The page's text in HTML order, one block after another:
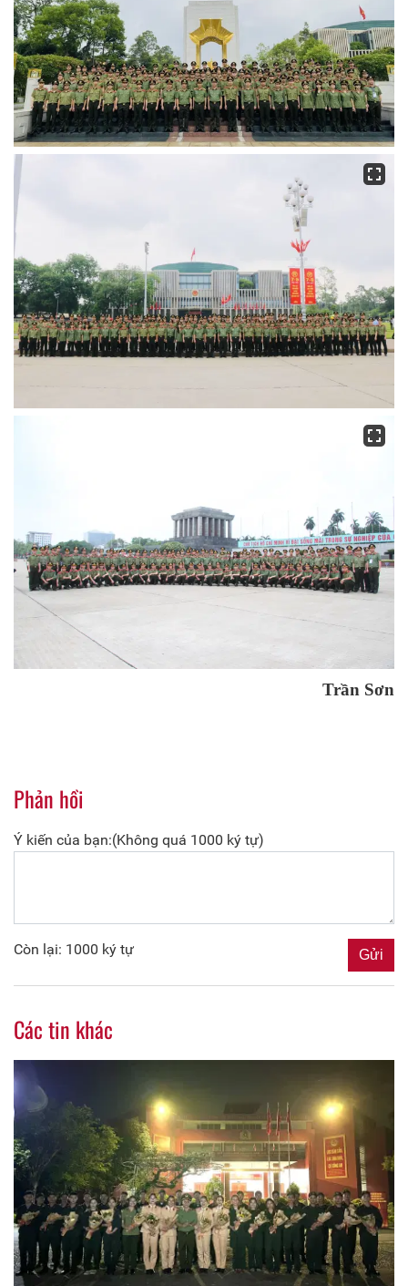
Trần Sơn
Phản hồi
Ý kiến của bạn:(Không quá 1000 ký tự)
Còn lại: 1000 ký tự
Các tin khác